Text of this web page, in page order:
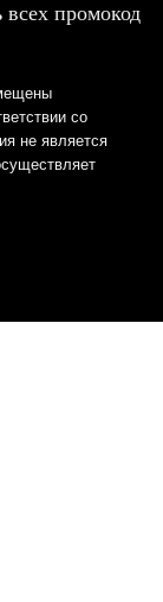
всех промокод
со
не является